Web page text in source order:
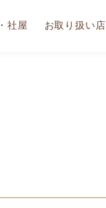
社屋 お取り扱い店